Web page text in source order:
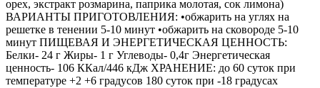
орех, экстракт розмарина, паприка молотая, сок лимона)
ВАРИАНТЫ ПРИГОТОВЛЕНИЯ: •обжарить на углях на
решетке в тенении 5-10 минут •обжарить на сковороде 5-10
минут ПИЩЕВАЯ И ЭНЕРГЕТИЧЕСКАЯ ЦЕННОСТЬ:
Белки- 24 г Жиры- 1 г Углеводы- 0,4г Энергетическая
ценность- 106 ККал/446 кДж ХРАНЕНИЕ: до 60 суток при
температуре +2 +6 градусов 180 суток при -18 градусах